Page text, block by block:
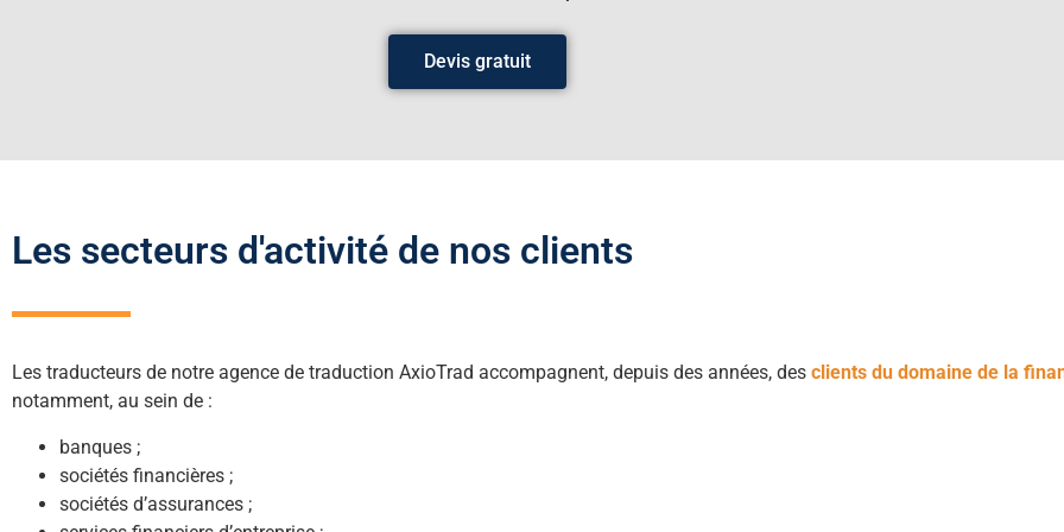
Devis gratuit
Les secteurs d'activité de nos clients
Les traducteurs de notre agence de traduction AxioTrad accompagnent, depuis des années, des clients du domaine de la
notamment, au sein de :
banques ;
sociétés financières ;
sociétés d’assurances ;